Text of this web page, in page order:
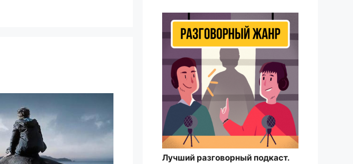
Лучший разговорный подкаст.